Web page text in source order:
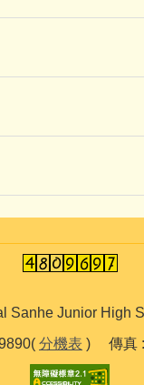
Junior High
分機表 ) 傳真 :